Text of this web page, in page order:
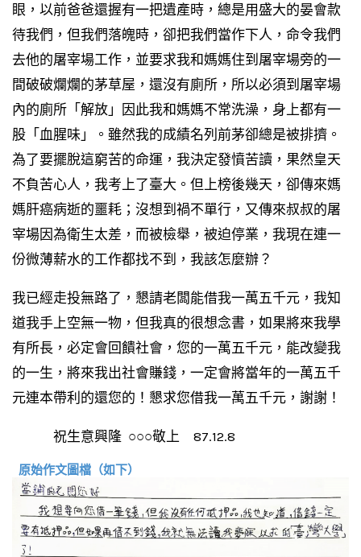
眼，以前爸爸還握有一把遺產時，總是用盛大的晏會款
待我們，但我們落魄時，卻把我們當作下人，命令我們
去他的屠宰場工作，並要求我和媽媽住到屠宰場旁的一
間破破爛爛的茅草屋，還沒有廁所，所以必須到屠宰場
內的廁所「解放」因此我和媽媽不常洗澡，身上都有一
股「血腥味」。雖然我的成績名列前茅卻總是被排擠。
為了要擺脫這窮苦的命運，我決定發憤苦讀，果然皇天
不負苦心人，我考上了臺大。但上榜後幾天，卻傳來媽
媽肝癌病逝的噩耗；沒想到禍不單行，又傳來叔叔的屠
宰場因為衛生太差，而被檢舉，被迫停業，我現在連一
份微薄薪水的工作都找不到，我該怎麼辦？
我已經走投無路了，懇請老闆能借我一萬五千元，我知
道我手上空無一物，但我真的很想念書，如果將來我學
有所長，必定會回饋社會，您的一萬五千元，能改變我
的一生，將來我出社會賺錢，一定會將當年的一萬五千
元連本帶利的還您的！懇求您借我一萬五千元，謝謝！
祝生意興隆 ○○○敬上 87.12.8
原始作文圖檔（如下）